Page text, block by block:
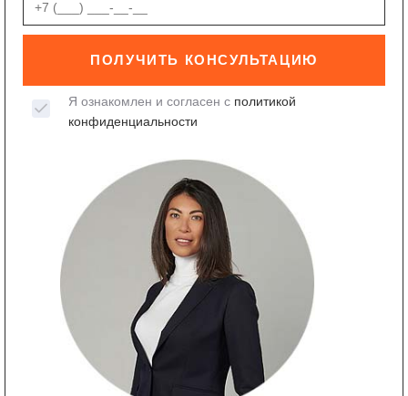
ПОЛУЧИТЬ КОНСУЛЬТАЦИЮ
Я ознакомлен и согласен с политикой
конфиденциальности